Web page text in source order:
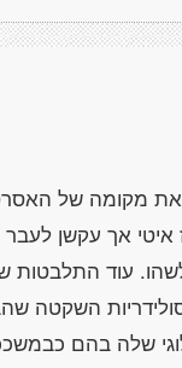
מקומה של
איטי אך עקשן
עוד
השקטה
שלה בהם